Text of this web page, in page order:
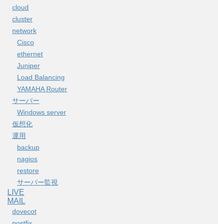
cloud
cluster
network
Cisco
ethernet
Juniper
Load Balancing
YAMAHA Router
サーバー
Windows server
仮想化
運用
backup
nagios
restore
サーバー監視
LIVE
MAIL
dovecot